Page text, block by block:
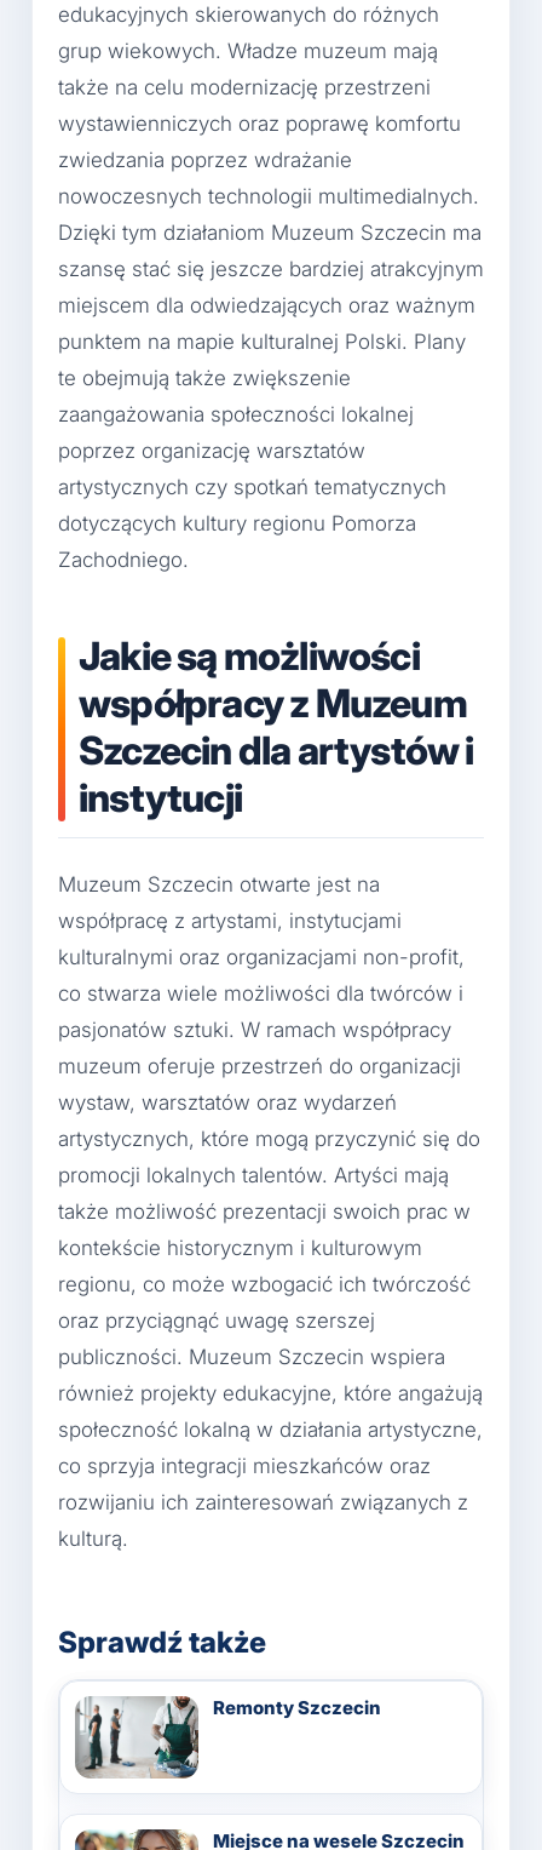
edukacyjnych skierowanych do różnych
grup wiekowych. Władze muzeum mają
także na celu modernizację przestrzeni
wystawienniczych oraz poprawę komfortu
zwiedzania poprzez wdrażanie
nowoczesnych technologii multimedialnych.
Dzięki tym działaniom Muzeum Szczecin ma
szansę stać się jeszcze bardziej atrakcyjnym
miejscem dla odwiedzających oraz ważnym
punktem na mapie kulturalnej Polski. Plany
te obejmują także zwiększenie
zaangażowania społeczności lokalnej
poprzez organizację warsztatów
artystycznych czy spotkań tematycznych
dotyczących kultury regionu Pomorza
Zachodniego.
Jakie są możliwości
współpracy z Muzeum
Szczecin dla artystów i
instytucji
Muzeum Szczecin otwarte jest na
współpracę z artystami, instytucjami
kulturalnymi oraz organizacjami non-profit,
co stwarza wiele możliwości dla twórców i
pasjonatów sztuki. W ramach współpracy
muzeum oferuje przestrzeń do organizacji
wystaw, warsztatów oraz wydarzeń
artystycznych, które mogą przyczynić się do
promocji lokalnych talentów. Artyści mają
także możliwość prezentacji swoich prac w
kontekście historycznym i kulturowym
regionu, co może wzbogacić ich twórczość
oraz przyciągnąć uwagę szerszej
publiczności. Muzeum Szczecin wspiera
również projekty edukacyjne, które angażują
społeczność lokalną w działania artystyczne,
co sprzyja integracji mieszkańców oraz
rozwijaniu ich zainteresowań związanych z
kulturą.
Sprawdź także
Remonty Szczecin
Miejsce na wesele Szczecin